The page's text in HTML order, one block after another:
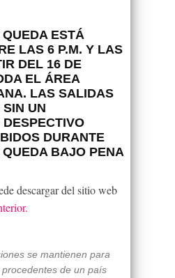
ESTÁ
LAS 6 P.M. Y LAS
DEL 16 DE
EL ÁREA
LAS SALIDAS
UN
DURANTE
BAJO PENA
descargar del sitio web
se mantienen para
de un país